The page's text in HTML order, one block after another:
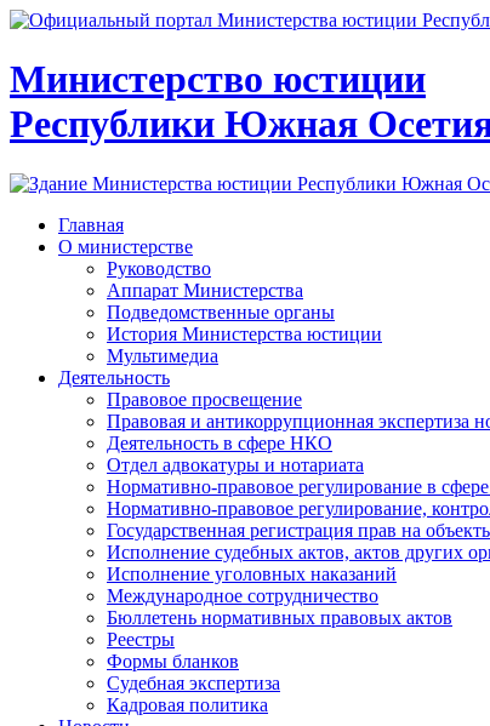
Министерство юстиции
Республики Южная
Главная
О министерстве
Руководство
Аппарат Министерства
Подведомственные органы
История Министерства юстиции
Мультимедиа
Деятельность
Правовое просвещение
Правовая и антикоррупционная экспертиза
Деятельность в сфере НКО
Отдел адвокатуры и нотариата
Нормативно-правовое регулирование в
Нормативно-правовое регулирование,
Государственная регистрация прав на
Исполнение судебных актов, актов других
Исполнение уголовных наказаний
Международное сотрудничество
Бюллетень нормативных правовых актов
Реестры
Формы бланков
Судебная экспертиза
Кадровая политика